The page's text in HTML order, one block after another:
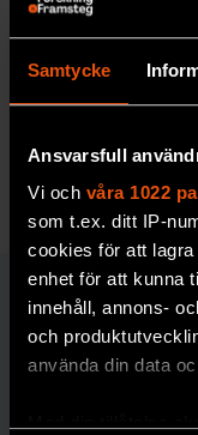
Samtycke
Ansvarsfull
Vi och våra 1022
som t.ex. ditt IP-
cookies för att
enhet för att kunna
innehåll, annons-
och
använda din data
Vad har
banor?
Astronomen
RYMD & FYSIK